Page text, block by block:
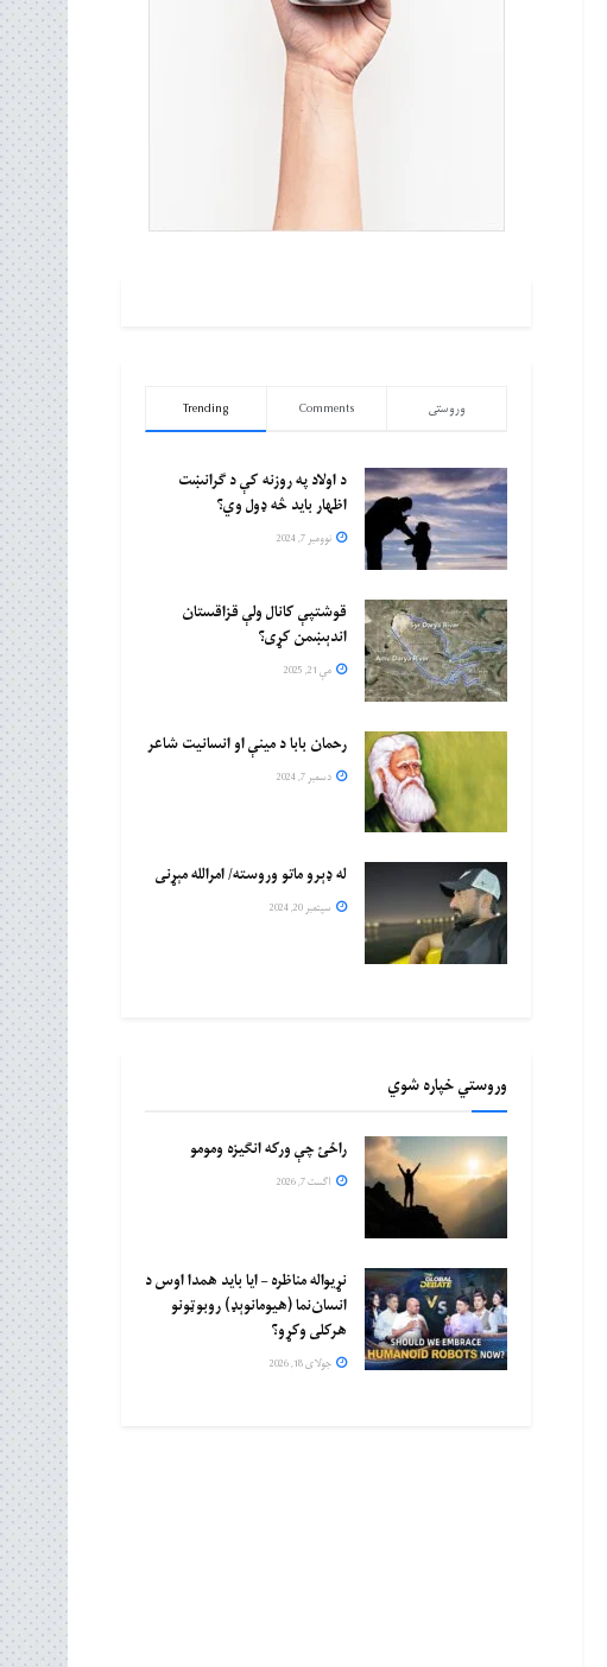
Trending Comments وروستی
د اولاد په روزنه کې د ګرانښت
اظهار باید څه ډول وي؟
نوومبر 7, 2024
قوشتپې کانال ولې قزاقستان
اندېښمن کړی؟
مې 21, 2025
رحمان بابا د مینې او انسانیت شاعر
دسمبر 7, 2024
له ډېرو ماتو وروسته/ امرالله مېړنی
سپتمبر 20, 2024
وروستي خپاره شوي
راځئ چې ورکه انګیزه ومومو
اگست 7, 2026
نړیواله مناظره – ایا باید همدا اوس د
انسان‌نما (هیومانوېډ) روبوټونو
هرکلی وکړو؟
جولای 18, 2026